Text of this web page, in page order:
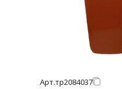
Арт.тр2084037